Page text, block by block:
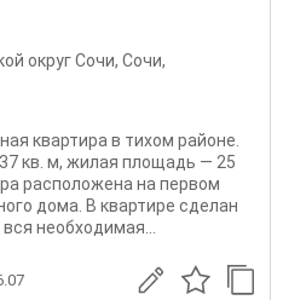
округ Сочи, Сочи,
квартира в тихом районе.
кв. м, жилая площадь — 25
расположена на первом
дома. В квартире сделан
необходимая...